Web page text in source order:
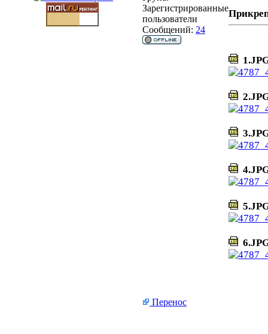
Зарегистрированные
пользователи
Сообщений: 24
Перенос